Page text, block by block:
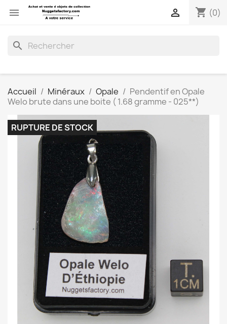
 shopping_cart (0)

search
Accueil Minéraux Opale
Pendentif en Opale
Welo brute dans une boite ( 1.68 gramme - 025**)
RUPTURE DE STOCK